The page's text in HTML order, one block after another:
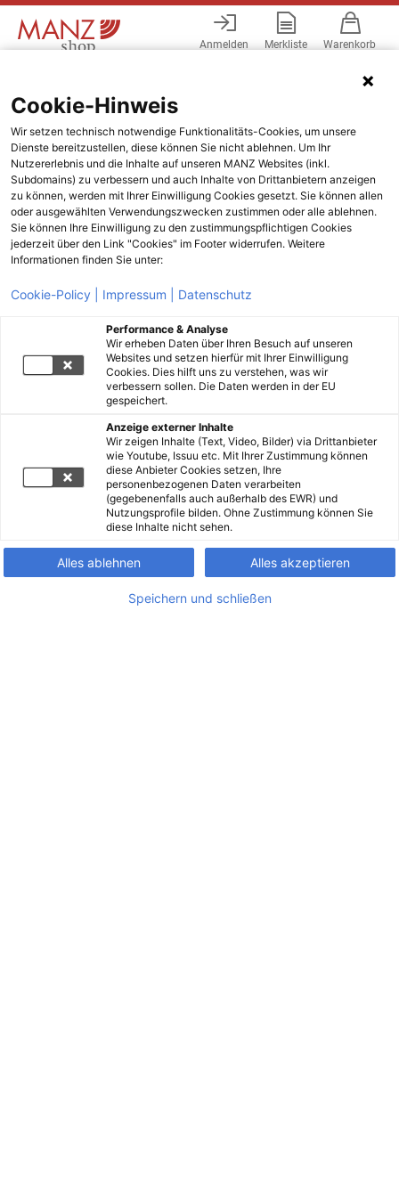
Anmelden Merkliste Warenkorb
Cookie-Hinweis
Wir setzen technisch notwendige Funktionalitäts-Cookies, um unsere
Dienste bereitzustellen, diese können Sie nicht ablehnen. Um Ihr
Nutzererlebnis und die Inhalte auf unseren MANZ Websites (inkl.
Subdomains) zu verbessern und auch Inhalte von Drittanbietern anzeigen
zu können, werden mit Ihrer Einwilligung Cookies gesetzt. Sie können allen
oder ausgewählten Verwendungszwecken zustimmen oder alle ablehnen.
Sie können Ihre Einwilligung zu den zustimmungspflichtigen Cookies
jederzeit über den Link "Cookies" im Footer widerrufen. Weitere
Informationen finden Sie unter:
Cookie-Policy | Impressum | Datenschutz
Performance & Analyse
Wir erheben Daten über Ihren Besuch auf unseren
Websites und setzen hierfür mit Ihrer Einwilligung
Cookies. Dies hilft uns zu verstehen, was wir
verbessern sollen. Die Daten werden in der EU
gespeichert.
Anzeige externer Inhalte
Wir zeigen Inhalte (Text, Video, Bilder) via Drittanbieter
wie Youtube, Issuu etc. Mit Ihrer Zustimmung können
diese Anbieter Cookies setzen, Ihre
personenbezogenen Daten verarbeiten
(gegebenenfalls auch außerhalb des EWR) und
Nutzungsprofile bilden. Ohne Zustimmung können Sie
diese Inhalte nicht sehen.
Alles ablehnen Alles akzeptieren
Speichern und schließen